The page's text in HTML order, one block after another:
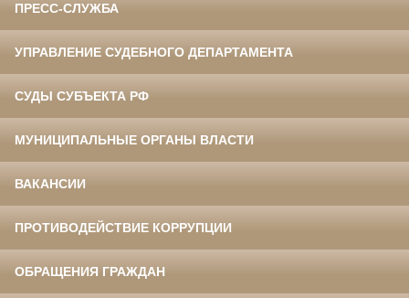
ПРЕСС-СЛУЖБА
УПРАВЛЕНИЕ СУДЕБНОГО ДЕПАРТАМЕНТА
СУДЫ СУБЪЕКТА РФ
МУНИЦИПАЛЬНЫЕ ОРГАНЫ ВЛАСТИ
ВАКАНСИИ
ПРОТИВОДЕЙСТВИЕ КОРРУПЦИИ
ОБРАЩЕНИЯ ГРАЖДАН